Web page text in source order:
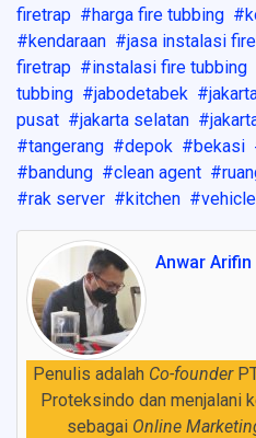
firetrap
harga fire tubbing
kendaraan
jasa instalasi
firetrap
instalasi fire tubbing
tubbing
jabodetabek
pusat
jakarta selatan
tangerang
depok bekasi
bandung
clean agent
rak server
kitchen vehicle
Anwar Arifin
Penulis adalah Co-founder
Proteksindo dan menjalani
sebagai Online